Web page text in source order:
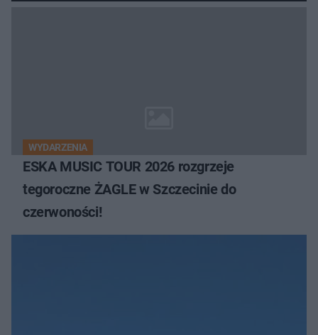
WYDARZENIA
ESKA MUSIC TOUR 2026 rozgrzeje
tegoroczne ŻAGLE w Szczecinie do
czerwoności!